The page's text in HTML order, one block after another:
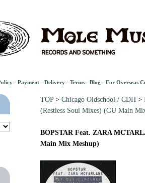
- Payment - Delivery - Terms - Blog - For Overseas
TOP> Chicago Oldschool / CDH >
(Restless Soul Mixes) (GU Main
BOPSTAR Feat. ZARA
Main Mix Meshup)